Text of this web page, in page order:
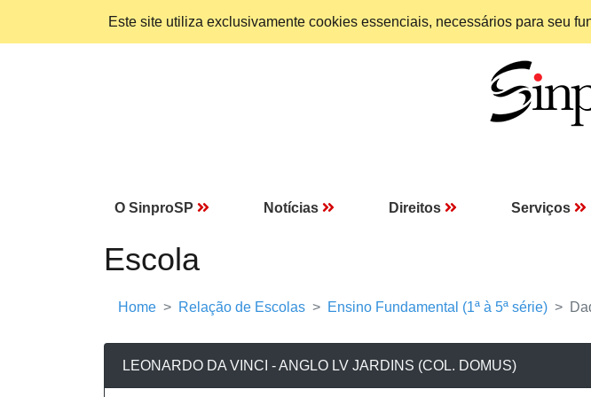
Este site utiliza exclusivamente cookies essenciais, necessários para seu
O SinproSP Notícias Direitos Serviços
Escola
Home Relação de Escolas Ensino Fundamental (1ª à 5ª série)
LEONARDO DA VINCI - ANGLO LV JARDINS (COL. DOMUS)